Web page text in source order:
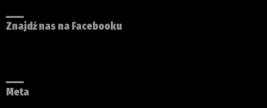
Znajdź nas na Facebooku
Meta